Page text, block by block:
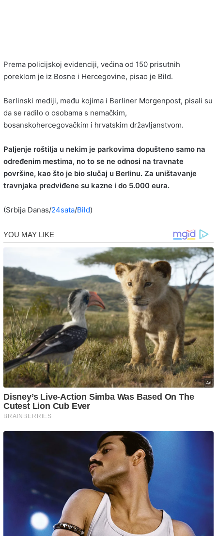
Prema policijskoj evidenciji, većina od 150 prisutnih
poreklom je iz Bosne i Hercegovine, pisao je Bild.
Berlinski mediji, među kojima i Berliner Morgenpost, pisali su
da se radilo o osobama s nemačkim,
bosanskohercegovačkim i hrvatskim državljanstvom.
Paljenje roštilja u nekim je parkovima dopušteno samo na
određenim mestima, no to se ne odnosi na travnate
površine, kao što je bio slučaj u Berlinu. Za uništavanje
travnjaka predviđene su kazne i do 5.000 eura.
(Srbija Danas/24sata/Bild)